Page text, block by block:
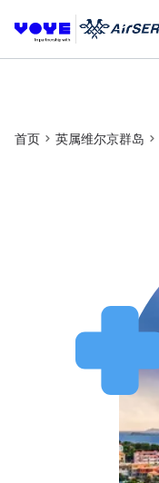
首页 英属维尔京群岛